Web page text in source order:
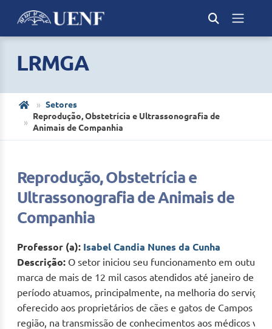
LRMGA
Setores
Reprodução, Obstetrícia e Ultrassonografia de
Animais de Companhia
Reprodução, Obstetrícia e
Ultrassonografia de Animais de
Companhia
Professor (a): Isabel Candia Nunes da Cunha
Descrição: O setor iniciou seu funcionamento em
marca de mais de 12 mil casos atendidos até janeiro de
período atuamos, principalmente, na melhoria do serviço
oferecido aos proprietários de cães e gatos de Campos dos
região, na transmissão de conhecimentos aos médicos